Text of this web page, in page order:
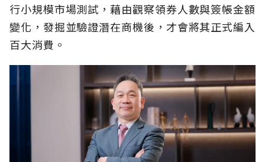
行小規模市場測試，藉由觀察領券人數與簽帳金額
變化，發掘並驗證潛在商機後，才會將其正式編入
百大消費。